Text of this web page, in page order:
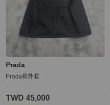
Prada
Prada棉外套
TWD 45,000